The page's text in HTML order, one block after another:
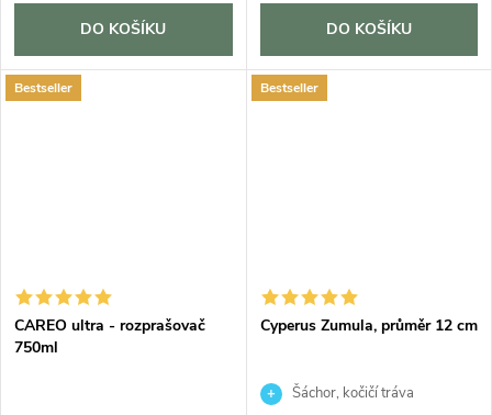
DO KOŠÍKU DO KOŠÍKU
Bestseller
CAREO ultra - rozprašovač
750ml
Bestseller
Cyperus Zumula, průměr 12 cm
Šáchor, kočičí tráva